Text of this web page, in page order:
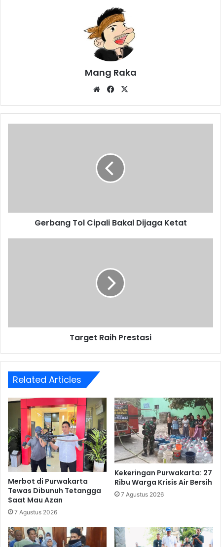
Mang Raka
WebsiteFacebook
Gerbang Tol Cipali Bakal Dijaga Ketat
Target Raih Prestasi
Related Articles
Merbot di Purwakarta
Tewas Dibunuh Tetangga
Saat Mau Azan
7 Agustus 2026
Kekeringan Purwakarta: 27
Ribu Warga Krisis Air Bersih
7 Agustus 2026